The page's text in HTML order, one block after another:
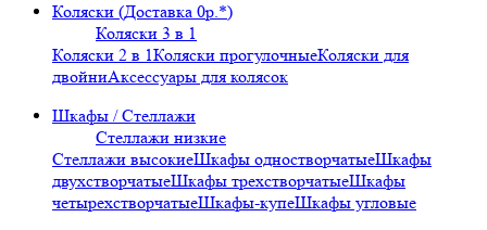
Коляски (Доставка 0р.*)
Коляски 3 в 1
Коляски 2 в 1Коляски прогулочныеКоляски для
двойниАксессуары для колясок
Шкафы / Стеллажи
Стеллажи низкие
Стеллажи высокиеШкафы одностворчатыеШкафы
двухстворчатыеШкафы трехстворчатыеШкафы
четырехстворчатыеШкафы-купеШкафы угловые